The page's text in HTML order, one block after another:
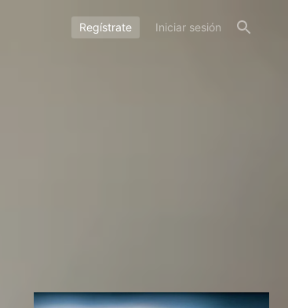
Regístrate Iniciar sesión